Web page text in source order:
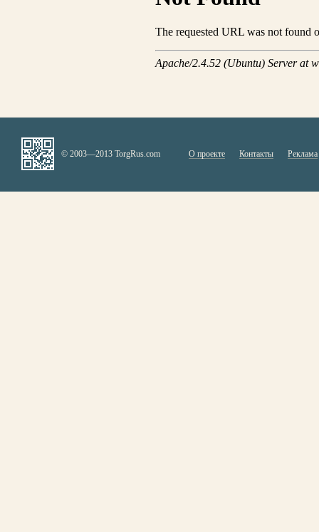
© 2003—2013 TorgRus.com О проекте Контакты Реклама